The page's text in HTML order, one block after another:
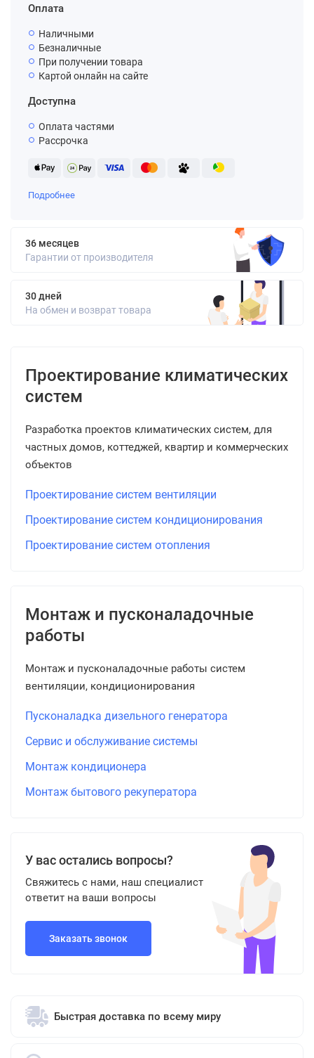
Оплата
Наличными
Безналичные
При получении товара
Картой онлайн на сайте
Доступна
Оплата частями
Рассрочка
Подробнее
36 месяцев
Гарантии от производителя
30 дней
На обмен и возврат товара
Проектирование климатических
систем
Разработка проектов климатических систем, для
частных домов, коттеджей, квартир и коммерческих
объектов
Проектирование систем вентиляции
Проектирование систем кондиционирования
Проектирование систем отопления
Монтаж и пусконаладочные
работы
Монтаж и пусконаладочные работы систем
вентиляции, кондиционирования
Пусконаладка дизельного генератора
Сервис и обслуживание системы
Монтаж кондиционера
Монтаж бытового рекуператора
У вас остались вопросы?
Свяжитесь с нами, наш специалист
ответит на ваши вопросы
Заказать звонок
Быстрая доставка по всему миру